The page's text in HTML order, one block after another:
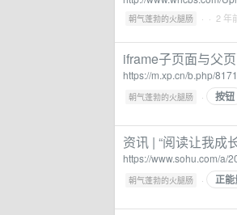
朝气蓬勃的火腿肠 · · 2 年
iframe子页面与父
https://m.xp.cn/b.php/
朝气蓬勃的火腿肠 · 按钮
资讯 | “阅读让我
https://www.sohu.com/a/
朝气蓬勃的火腿肠 · 正能